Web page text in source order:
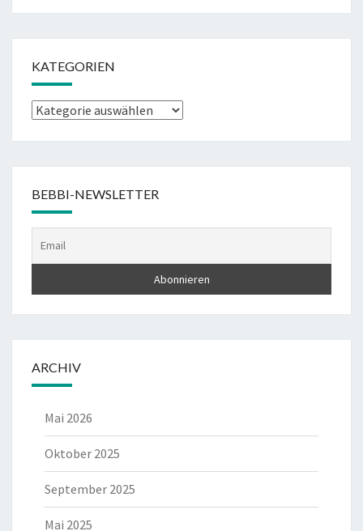
KATEGORIEN
Kategorien
BEBBI-NEWSLETTER
ARCHIV
Mai 2026
Oktober 2025
September 2025
Mai 2025